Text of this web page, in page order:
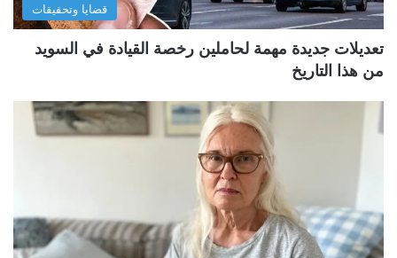
قضايا وتحقيقات
تعديلات جديدة مهمة لحاملين رخصة القيادة في السويد
من هذا التاريخ